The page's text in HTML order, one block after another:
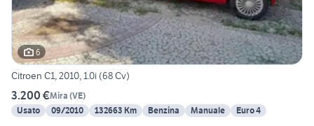
6
Citroen C1, 2010, 1.0i (68 Cv)
3.200 €Mira (VE)
Usato
09/2010 132663 Km Benzina Manuale Euro 4